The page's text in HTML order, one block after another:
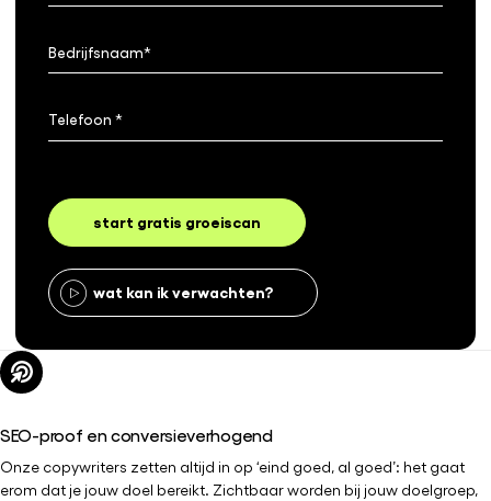
start gratis groeiscan
wat kan ik verwachten?
SEO-proof en conversieverhogend
Onze copywriters zetten altijd in op ‘eind goed, al goed’: het gaat
erom dat je jouw doel bereikt. Zichtbaar worden bij jouw doelgroep,